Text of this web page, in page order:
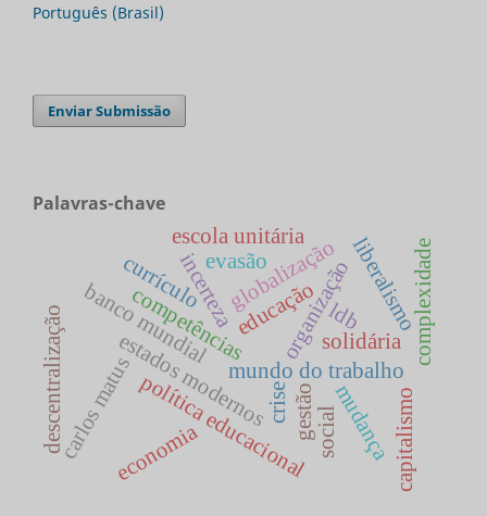
Português (Brasil)
Enviar Submissão
Palavras-chave
competênciaseducação
mundo do trabalho
política educacional
carlos matus gestão
complexidade
incerteza
crise mudança
organização
estados modernos
liberalismo
globalização
economia capitalismo
social
solidária
escola unitária
banco mundial ldb
currículo
descentralização
evasão